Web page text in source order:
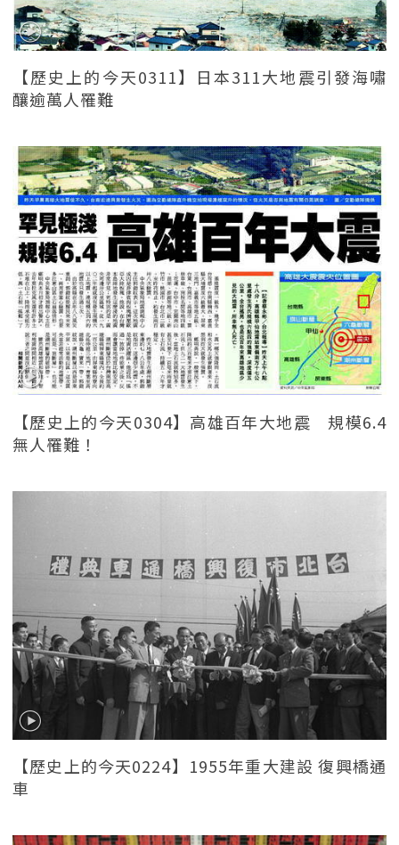
【歷史上的今天0311】日本311大地震引發海嘯
釀逾萬人罹難
【歷史上的今天0304】高雄百年大地震 規模6.4
無人罹難！
【歷史上的今天0224】1955年重大建設 復興橋通
車